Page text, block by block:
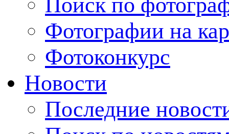
Фотографии на
Фотоконкурс
Новости
Последние